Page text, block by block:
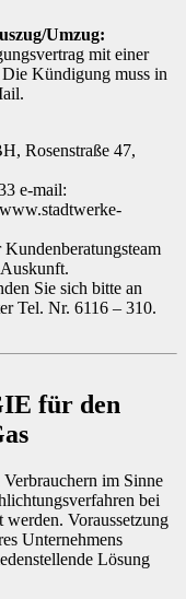
Umzug:
mit einer
Kündigung muss in
Rosenstraße 47,
e-mail:
Sie sich bitte an
Tel. Nr. 6116 – 310.
für den
im Sinne
bei
Voraussetzung
Unternehmens
Lösung